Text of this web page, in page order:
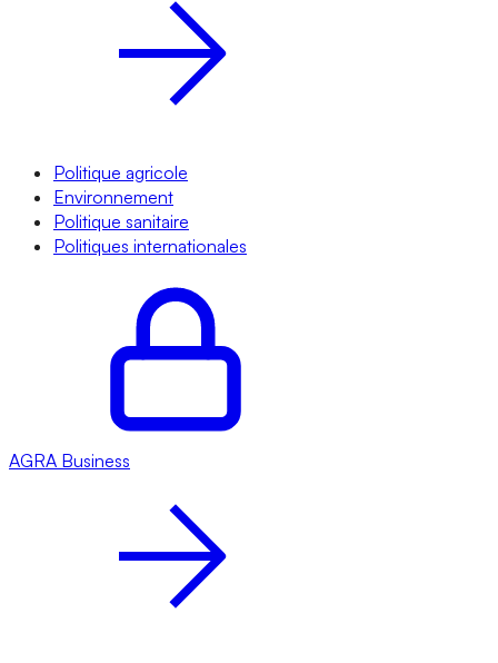
Politique agricole
Environnement
Politique sanitaire
Politiques internationales
AGRA Business